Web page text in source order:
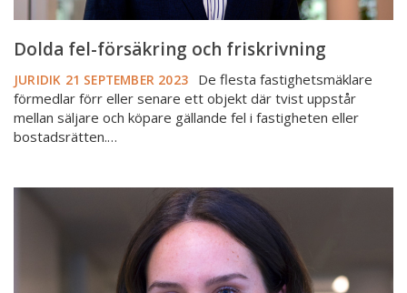
Dolda fel-försäkring och friskrivning
JURIDIK 21 SEPTEMBER 2023
De flesta fastighetsmäklare
förmedlar förr eller senare ett objekt där tvist uppstår
mellan säljare och köpare gällande fel i fastigheten eller
bostadsrätten.…
Hur